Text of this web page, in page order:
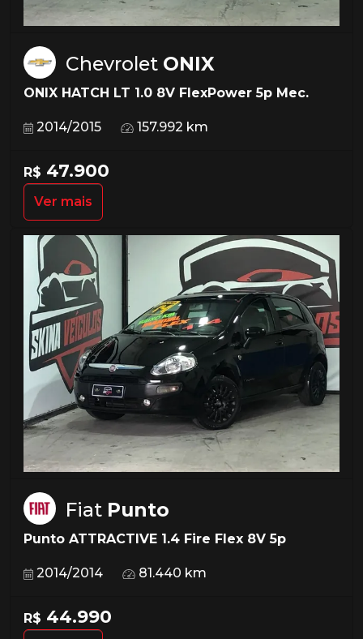
Chevrolet ONIX
ONIX HATCH LT 1.0 8V FlexPower 5p Mec.
2014/2015 157.992 km
R$ 47.900
Ver mais
Fiat Punto
Punto ATTRACTIVE 1.4 Fire Flex 8V 5p
2014/2014 81.440 km
R$ 44.990